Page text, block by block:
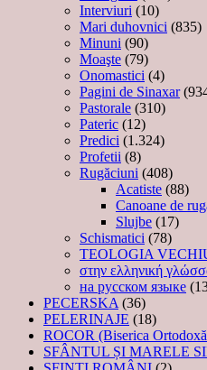
Interviuri (10)
Mari duhovnici (835)
Minuni (90)
Moaşte (79)
Onomastici (4)
Pagini de Sinaxar
Pastorale (310)
Pateric (12)
Predici (1.324)
Profetii (8)
Rugăciuni (408)
Acatiste (88)
Canoane de
Slujbe (17)
Schismatici (78)
TEOLOGIA
στην ελληνική
на русском языке
PECERSKA (36)
PELERINAJE (18)
ROCOR (Biserica
SFÂNTUL ȘI MARELE